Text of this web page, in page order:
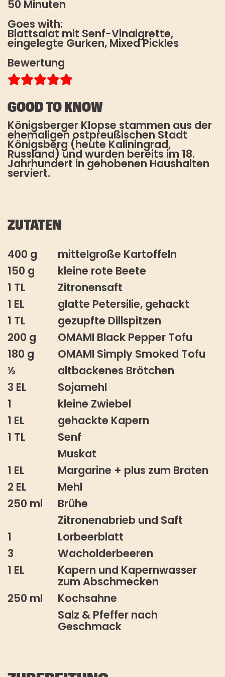
HOW TO TOFU
FAQ
STOREFINDER
50 Minuten
Goes with:
Blattsalat mit Senf-Vinaigrette,
eingelegte Gurken, Mixed Pickles
Bewertung
GOOD TO KNOW
Königsberger Klopse stammen aus der
ehemaligen ostpreußischen Stadt
Königsberg (heute Kaliningrad,
Russland) und wurden bereits im 18.
Jahrhundert in gehobenen Haushalten
serviert.
ZUTATEN
400 g
mittelgroße Kartoffeln
150 g
kleine rote Beete
1 TL
Zitronensaft
1 EL
glatte Petersilie, gehackt
1 TL
gezupfte Dillspitzen
200 g
OMAMI Black Pepper Tofu
180 g
OMAMI Simply Smoked Tofu
½
altbackenes Brötchen
3 EL
Sojamehl
1
kleine Zwiebel
1 EL
gehackte Kapern
1 TL
Senf
Muskat
1 EL
Margarine + plus zum Braten
2 EL
Mehl
250 ml
Brühe
Zitronenabrieb und Saft
1
Lorbeerblatt
3
Wacholderbeeren
1 EL
Kapern und Kapernwasser
zum Abschmecken
250 ml
Kochsahne
Salz & Pfeffer nach
Geschmack
Es gelten unsere
Datenschutzbestimmungen
Abmeldung vom Newsletter ist
jederzeit möglich.
*Pflichtfeld